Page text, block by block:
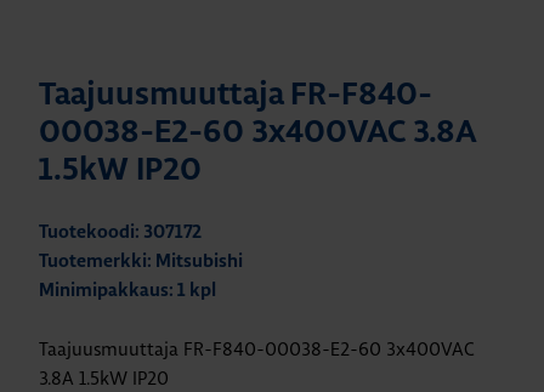
Taajuusmuuttaja FR-F840-
00038-E2-60 3x400VAC 3.8A
1.5kW IP20
Tuotekoodi: 307172
Tuotemerkki: Mitsubishi
Minimipakkaus: 1 kpl
Taajuusmuuttaja FR-F840-00038-E2-60 3x400VAC
3.8A 1.5kW IP20